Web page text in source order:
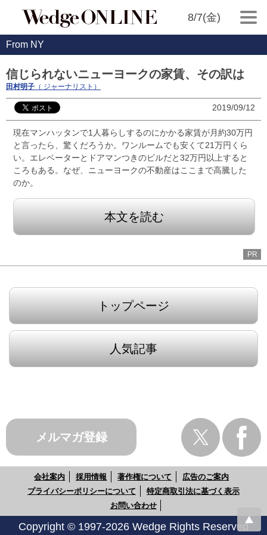
8/7(金)
From NY
信じられないニューヨークの家賃、その訳は
田村明子 （ ジャーナリスト）
2019/09/12
現在マンハッタンで1人暮らしするのにかかる家賃が月約30万円
と言ったら、驚くだろうか。ワンルームでも安くて21万円くら
い。エレベーターとドアマンつきのビルだと32万円以上すると
ころもある。なぜ、ニューヨークの不動産はここまで高騰した
のか。
本文を読む
PR
トップページ
人気記事
メルマガ登録
会社案内 採用情報 著作権について
広告のご案内
プライバシーポリシーについて
特定商取引法に基づく表示
お問い合わせ
Copyright © 1997-2026 Wedge Rights Reserved